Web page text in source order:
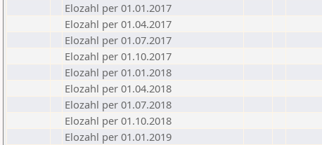
Elozahl per 01.01.2017
Elozahl per 01.04.2017
Elozahl per 01.07.2017
Elozahl per 01.10.2017
Elozahl per 01.01.2018
Elozahl per 01.04.2018
Elozahl per 01.07.2018
Elozahl per 01.10.2018
Elozahl per 01.01.2019